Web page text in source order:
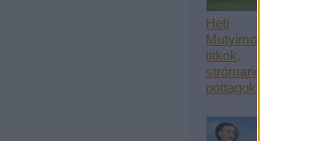
Heti
Mutyimondó:
titkok,
strómanok,
póttagok